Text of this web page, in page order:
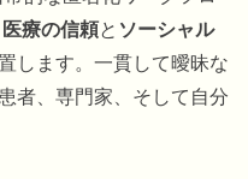
医療の信頼と ソーシャル
します。一貫して曖昧な
者、専門家、そして自分